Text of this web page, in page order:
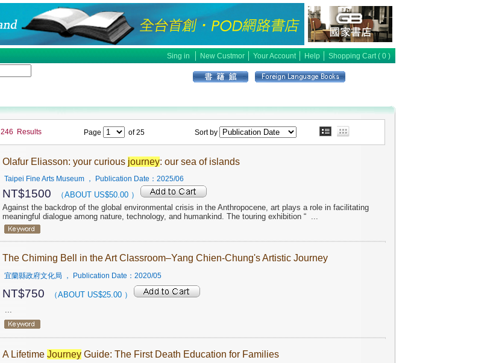
Sing in New Custmor Your Account Help Shopping Cart ( 0 )
246 Results Page of25 Sort by
Olafur Eliasson: your curious journey: our sea of islands
Taipei Fine Arts Museum ， Publication Date： 2025/06
NT$1500 （ABOUT US$50.00 ）
Against the backdrop of the global environmental crisis in the Anthropocene, art plays a role in facilitating
meaningful dialogue among nature, technology, and humankind. The touring exhibition “ ...
The Chiming Bell in the Art Classroom–Yang Chien-Chung's Artistic Journey
宜蘭縣政府文化局 ， Publication Date： 2020/05
NT$750 （ABOUT US$25.00 ）
...
A Lifetime Journey Guide: The First Death Education for Families